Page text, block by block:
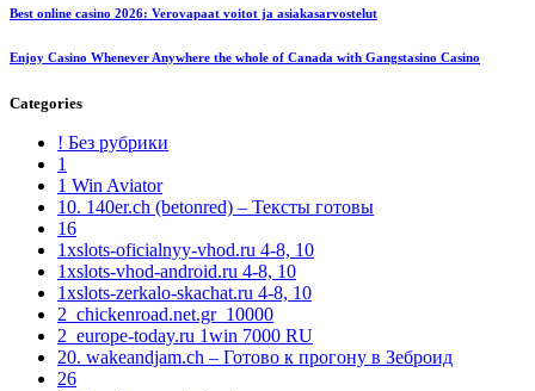
Best online casino 2026: Verovapaat voitot ja asiakasarvostelut
Enjoy Casino Whenever Anywhere the whole of Canada with Gangstasino Casino
Categories
! Без рубрики
1
1 Win Aviator
10. 140er.ch (betonred) – Тексты готовы
16
1xslots-oficialnyy-vhod.ru 4-8, 10
1xslots-vhod-android.ru 4-8, 10
1xslots-zerkalo-skachat.ru 4-8, 10
2_chickenroad.net.gr_10000
2_europe-today.ru 1win 7000 RU
20. wakeandjam.ch – Готово к прогону в Зеброид
26